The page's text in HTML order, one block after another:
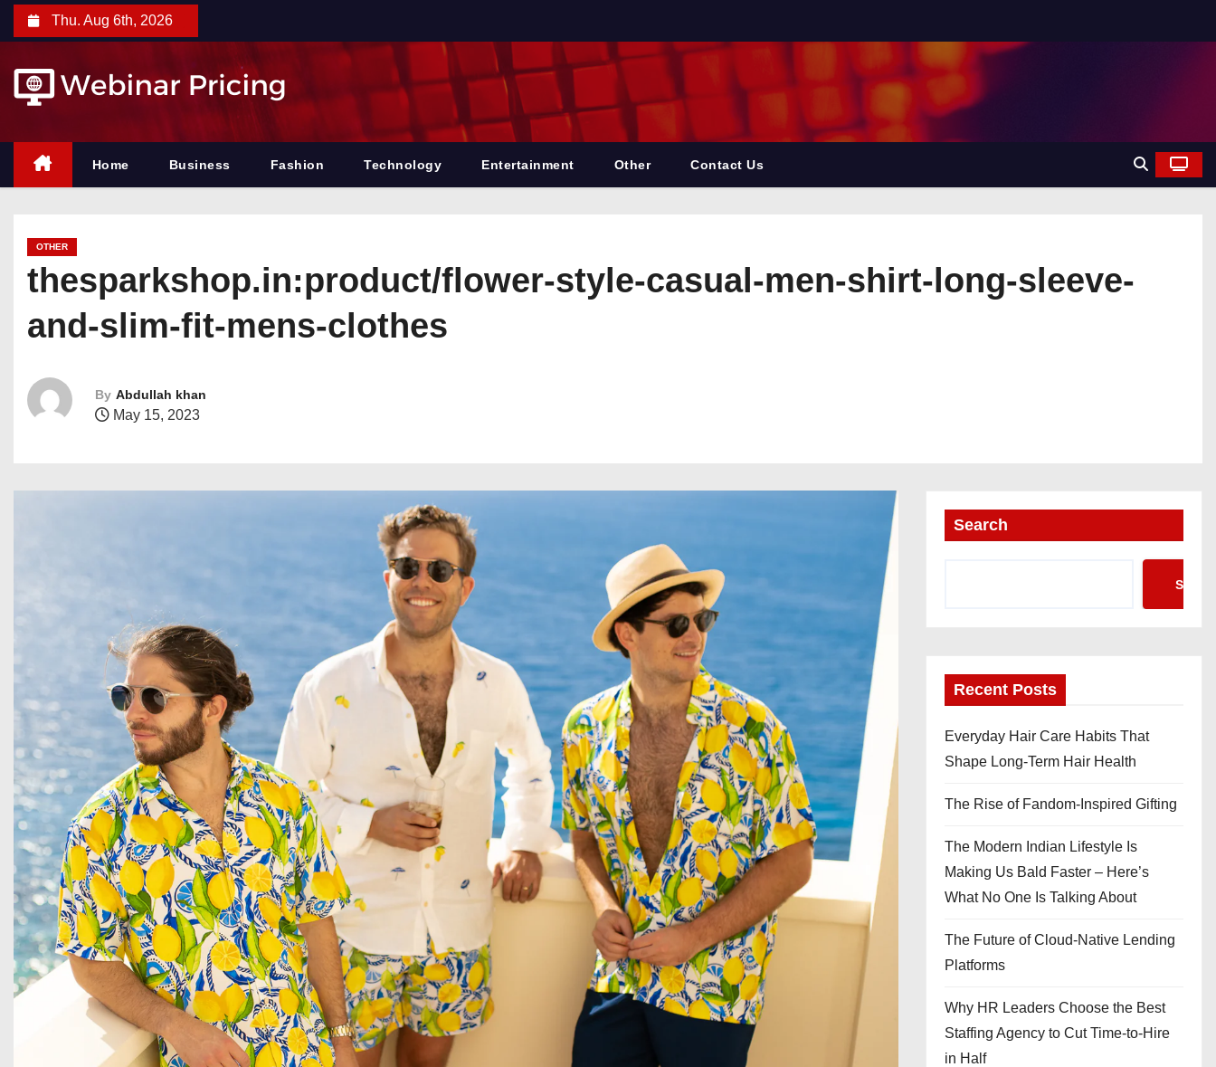
o
Thu. Aug 6th, 2026
Home Business Fashion Technology Entertainment Other Contact Us
OTHER
thesparkshop.in:product/flower-style-casual-men-shirt-long-sleeve-
and-slim-fit-mens-clothes
By Abdullah khan
May 15, 2023
Search
Recent Posts
Everyday Hair Care Habits That
Shape Long-Term Hair Health
The Rise of Fandom-Inspired Gifting
The Modern Indian Lifestyle Is
Making Us Bald Faster – Here’s
What No One Is Talking About
The Future of Cloud-Native Lending
Platforms
Why HR Leaders Choose the Best
Staffing Agency to Cut Time-to-Hire
in Half